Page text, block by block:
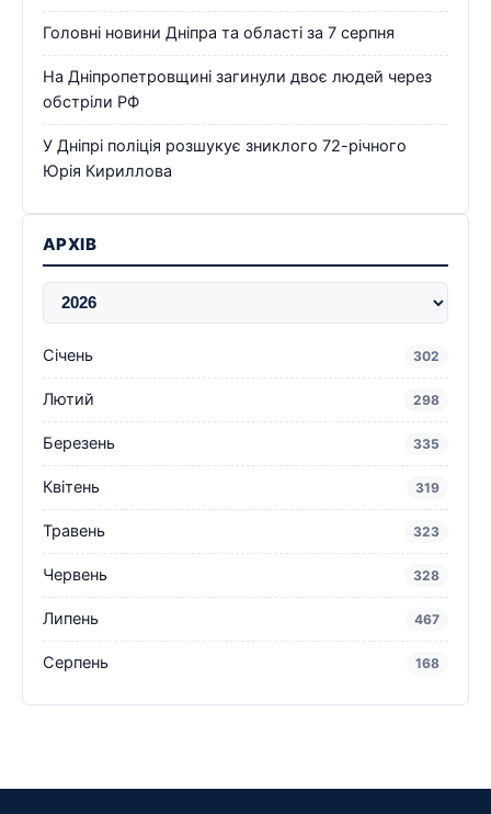
Головні новини Дніпра та області за 7 серпня
На Дніпропетровщині загинули двоє людей через
обстріли РФ
У Дніпрі поліція розшукує зниклого 72-річного
Юрія Кириллова
АРХІВ
Січень 302
Лютий 298
Березень 335
Квітень 319
Травень 323
Червень 328
Липень 467
Серпень 168